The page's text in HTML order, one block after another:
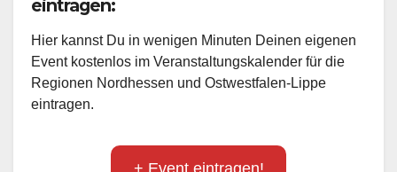
eintragen:
Hier kannst Du in wenigen Minuten Deinen eigenen
Event kostenlos im Veranstaltungskalender für die
Regionen Nordhessen und Ostwestfalen-Lippe
eintragen.
+ Event eintragen!